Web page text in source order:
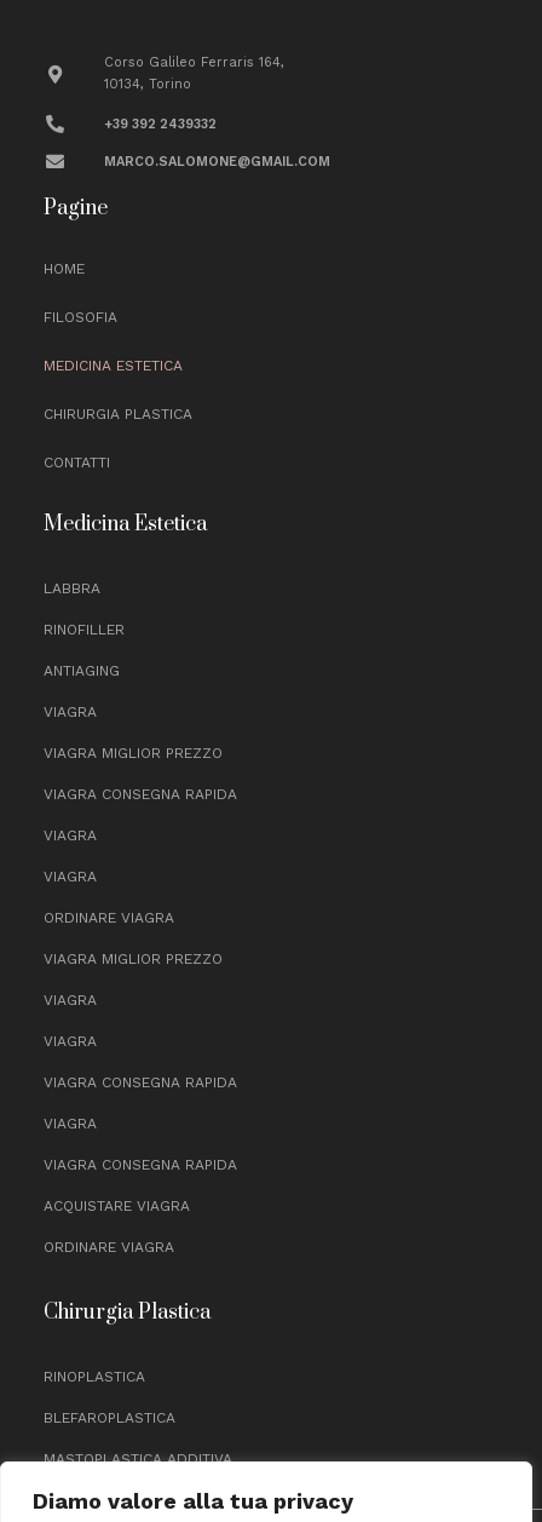
Diamo valore alla tua privacy
Corso Galileo Ferraris 164,
10134, Torino
+39 392 2439332
MARCO.SALOMONE@GMAIL.COM
Pagine
HOME
FILOSOFIA
MEDICINA ESTETICA
CHIRURGIA PLASTICA
CONTATTI
Medicina Estetica
LABBRA
RINOFILLER
ANTIAGING
VIAGRA
VIAGRA MIGLIOR PREZZO
VIAGRA CONSEGNA RAPIDA
VIAGRA
VIAGRA
ORDINARE VIAGRA
VIAGRA MIGLIOR PREZZO
VIAGRA
VIAGRA
VIAGRA CONSEGNA RAPIDA
VIAGRA
VIAGRA CONSEGNA RAPIDA
ACQUISTARE VIAGRA
ORDINARE VIAGRA
Chirurgia Plastica
RINOPLASTICA
BLEFAROPLASTICA
MASTOPLASTICA ADDITIVA